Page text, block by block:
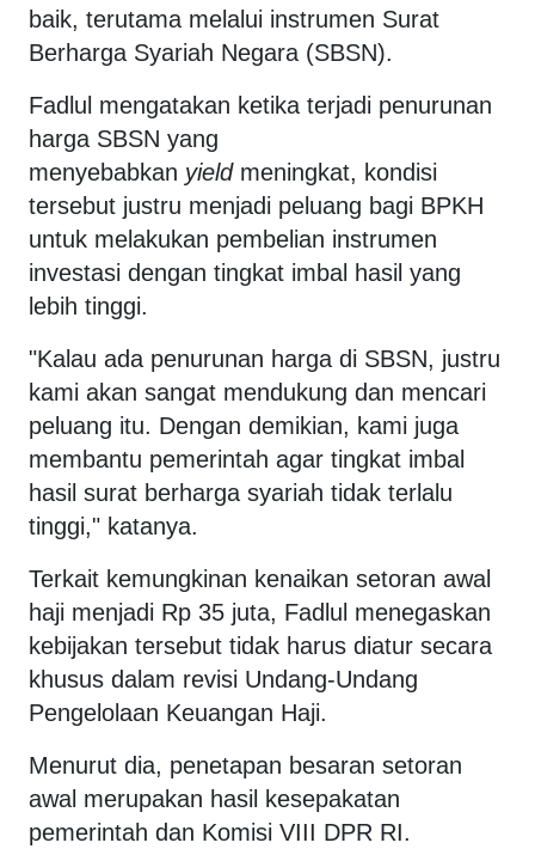
baik, terutama melalui instrumen Surat
Berharga Syariah Negara (SBSN).
Fadlul mengatakan ketika terjadi penurunan
harga SBSN yang
menyebabkan yieldmeningkat, kondisi
tersebut justru menjadi peluang bagi BPKH
untuk melakukan pembelian instrumen
investasi dengan tingkat imbal hasil yang
lebih tinggi.
"Kalau ada penurunan harga di SBSN, justru
kami akan sangat mendukung dan mencari
peluang itu. Dengan demikian, kami juga
membantu pemerintah agar tingkat imbal
hasil surat berharga syariah tidak terlalu
tinggi," katanya.
Terkait kemungkinan kenaikan setoran awal
haji menjadi Rp 35 juta, Fadlul menegaskan
kebijakan tersebut tidak harus diatur secara
khusus dalam revisi Undang-Undang
Pengelolaan Keuangan Haji.
Menurut dia, penetapan besaran setoran
awal merupakan hasil kesepakatan
pemerintah dan Komisi VIII DPR RI.